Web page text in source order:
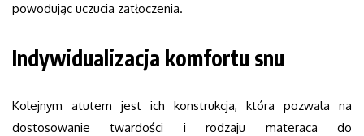
powodując uczucia zatłoczenia.
Indywidualizacja komfortu snu
Kolejnym atutem jest ich konstrukcja, która pozwala na
dostosowanie twardości i rodzaju materaca do